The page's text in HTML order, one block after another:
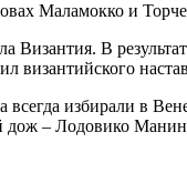
Маламокко и
Византия. В
византийского
всегда избирали в
– Лодовико